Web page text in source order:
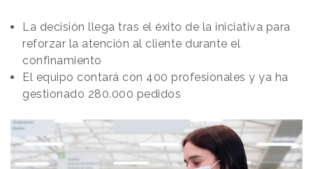
La decisión llega tras el éxito de la iniciativa para
reforzar la atención al cliente durante el
confinamiento
El equipo contará con 400 profesionales y ya ha
gestionado 280.000 pedidos